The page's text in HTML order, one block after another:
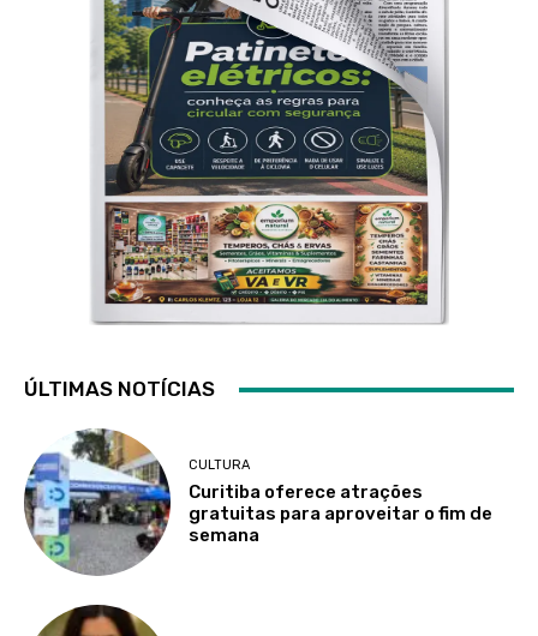
ÚLTIMAS NOTÍCIAS
CULTURA
Curitiba oferece atrações
gratuitas para aproveitar o fim de
semana